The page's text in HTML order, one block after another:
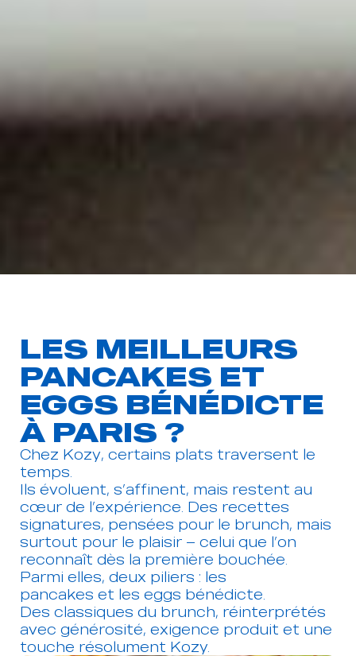
Gérer le consentement
Pour offrir les meilleures expériences, nous utilisons des technologies
telles que les cookies pour stocker et/ou accéder aux informations des
appareils. Le fait de consentir à ces technologies nous permettra de
traiter des données telles que le comportement de navigation ou les ID
uniques sur ce site. Le fait de ne pas consentir ou de retirer son
consentement peut avoir un effet négatif sur certaines caractéristiques
et fonctions.
LES MEILLEURS
PANCAKES ET
EGGS BÉNÉDICTE
À PARIS ?
Chez Kozy, certains plats traversent le
temps.
Ils évoluent, s’affinent, mais restent au
cœur de l’expérience. Des recettes
signatures, pensées pour le brunch, mais
surtout pour le plaisir — celui que l’on
reconnaît dès la première bouchée.
Parmi elles, deux piliers : les
pancakes et les eggs bénédicte.
Des classiques du brunch, réinterprétés
avec générosité, exigence produit et une
touche résolument Kozy.